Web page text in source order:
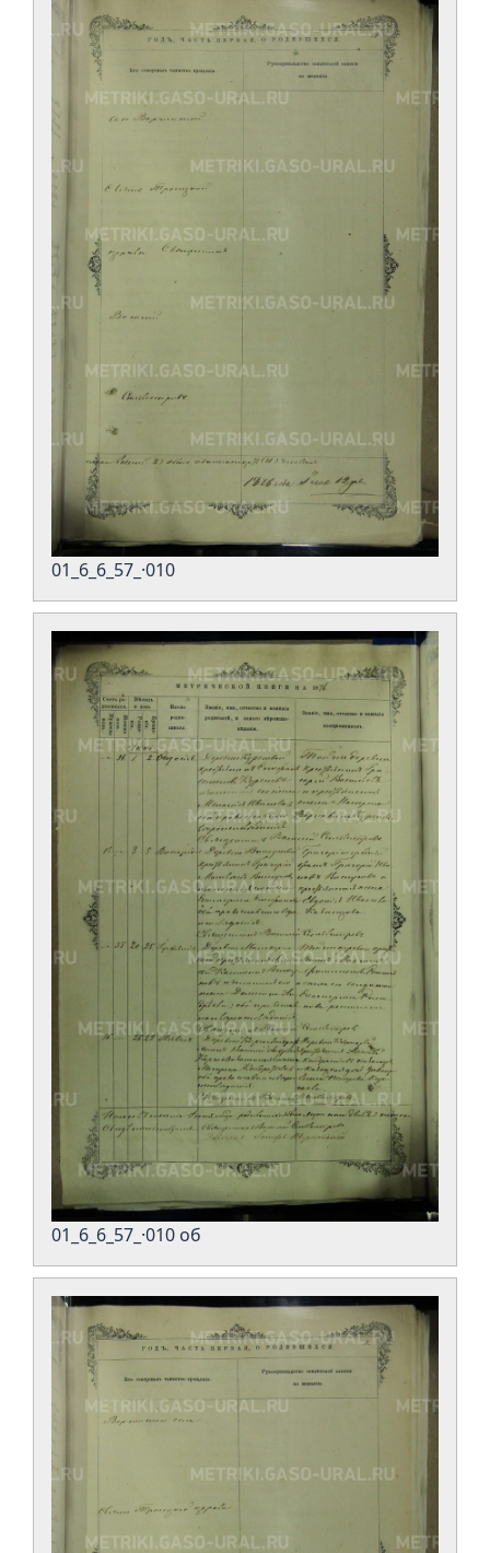
01_6_6_57_·010
01_6_6_57_·010 об